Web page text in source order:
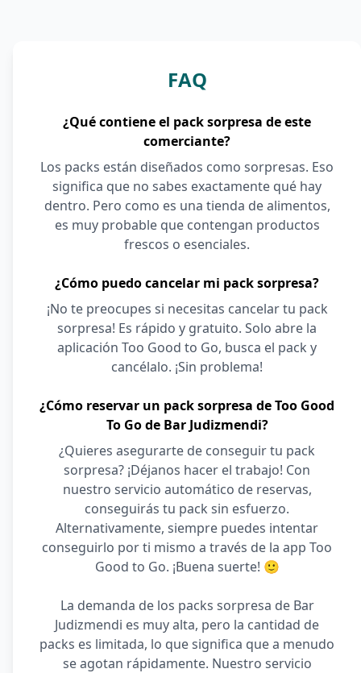
FAQ
¿Qué contiene el pack sorpresa de este
comerciante?
Los packs están diseñados como sorpresas. Eso
significa que no sabes exactamente qué hay
dentro. Pero como es una tienda de alimentos,
es muy probable que contengan productos
frescos o esenciales.
¿Cómo puedo cancelar mi pack sorpresa?
¡No te preocupes si necesitas cancelar tu pack
sorpresa! Es rápido y gratuito. Solo abre la
aplicación Too Good to Go, busca el pack y
cancélalo. ¡Sin problema!
¿Cómo reservar un pack sorpresa de Too Good
To Go de Bar Judizmendi?
¿Quieres asegurarte de conseguir tu pack
sorpresa? ¡Déjanos hacer el trabajo! Con
nuestro servicio automático de reservas,
conseguirás tu pack sin esfuerzo.
Alternativamente, siempre puedes intentar
conseguirlo por ti mismo a través de la app Too
Good to Go. ¡Buena suerte! 🙂
La demanda de los packs sorpresa de Bar
Judizmendi es muy alta, pero la cantidad de
packs es limitada, lo que significa que a menudo
se agotan rápidamente. Nuestro servicio